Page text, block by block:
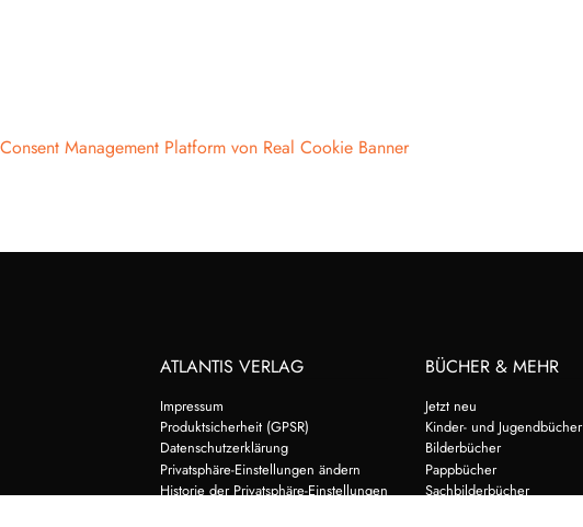
ATLANTIS VERLAG
Impressum
Produktsicherheit (GPSR)
Datenschutzerklärung
Privatsphäre-Einstellungen ändern
Historie der Privatsphäre-Einstellungen
BÜCHER & MEHR
Jetzt neu
Kinder- und Jugendbücher
Bilderbücher
Pappbücher
Sachbilderbücher
Consent Management Platform von Real Cookie Banner